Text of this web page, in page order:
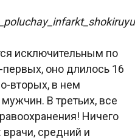
исключительным по
оно длилось 16
вторых, в нем
В третьих, все
Ничего
врачи, средний и